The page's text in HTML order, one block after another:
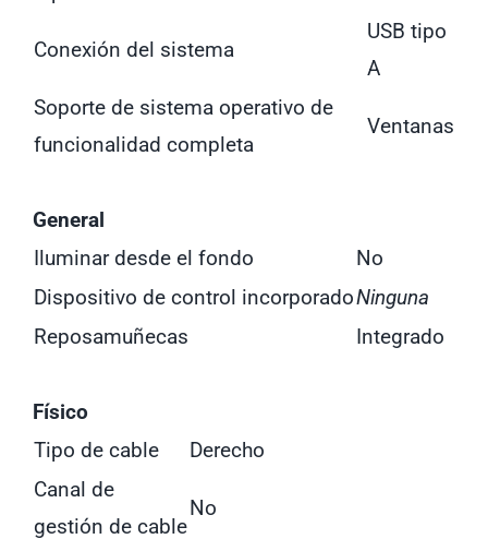
Conexión del sistema
USB tipo
A
Soporte de sistema operativo de
funcionalidad completa
Ventanas
General
Iluminar desde el fondo
No
Dispositivo de control incorporadoNinguna
Reposamuñecas
Integrado
Físico
Tipo de cable
Derecho
Canal de
gestión de cable
No